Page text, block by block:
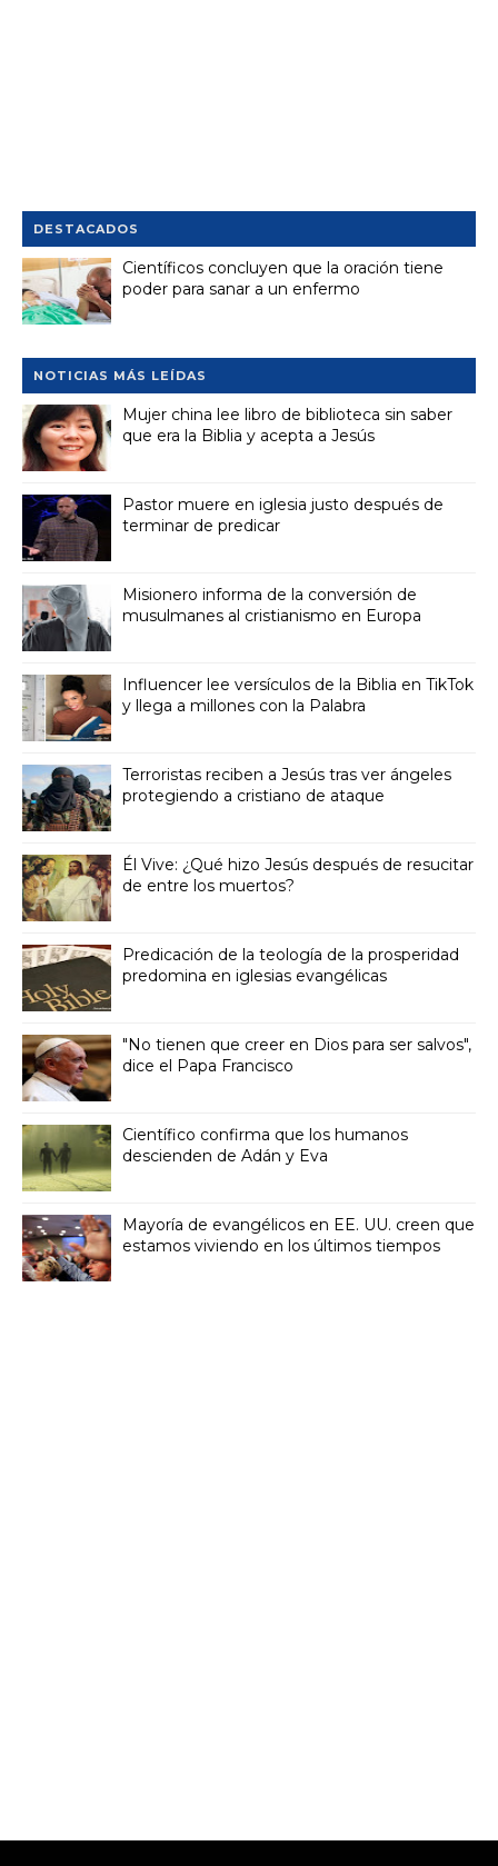
DESTACADOS
Científicos concluyen que la oración tiene
poder para sanar a un enfermo
NOTICIAS MÁS LEÍDAS
Mujer china lee libro de biblioteca sin saber
que era la Biblia y acepta a Jesús
Pastor muere en iglesia justo después de
terminar de predicar
Misionero informa de la conversión de
musulmanes al cristianismo en Europa
Influencer lee versículos de la Biblia en TikTok
y llega a millones con la Palabra
Terroristas reciben a Jesús tras ver ángeles
protegiendo a cristiano de ataque
Él Vive: ¿Qué hizo Jesús después de resucitar
de entre los muertos?
Predicación de la teología de la prosperidad
predomina en iglesias evangélicas
"No tienen que creer en Dios para ser salvos",
dice el Papa Francisco
Científico confirma que los humanos
descienden de Adán y Eva
Mayoría de evangélicos en EE. UU. creen que
estamos viviendo en los últimos tiempos